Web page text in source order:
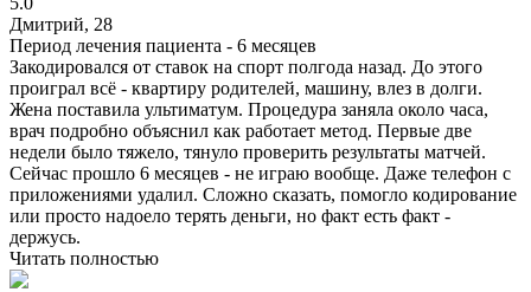
Дмитрий, 28
Период лечения пациента - 6 месяцев
Закодировался от ставок на спорт полгода назад. До этого
проиграл всё - квартиру родителей, машину, влез в долги.
Жена поставила ультиматум. Процедура заняла около часа,
врач подробно объяснил как работает метод. Первые две
недели было тяжело, тянуло проверить результаты матчей.
Сейчас прошло 6 месяцев - не играю вообще. Даже телефон с
приложениями удалил. Сложно сказать, помогло кодирование
или просто надоело терять деньги, но факт есть факт -
держусь.
Читать полностью